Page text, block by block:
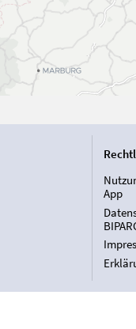
App